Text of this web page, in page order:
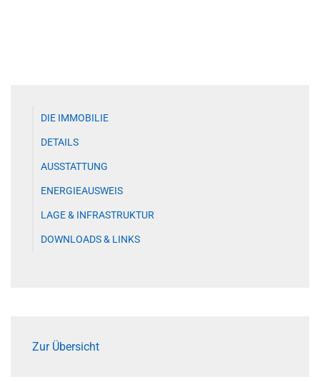
DIE IMMOBILIE
DETAILS
AUSSTATTUNG
ENERGIEAUSWEIS
LAGE & INFRASTRUKTUR
DOWNLOADS & LINKS
Zur Übersicht